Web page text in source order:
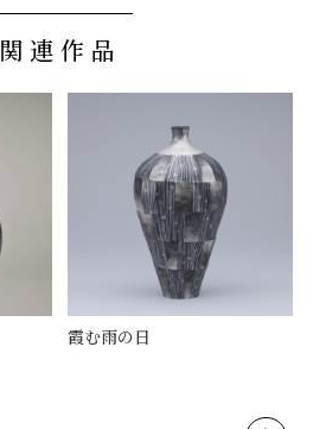
関連作品
霞む雨の日